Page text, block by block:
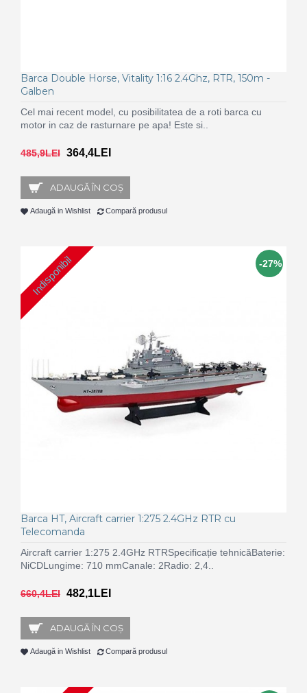
Barca Double Horse, Vitality 1:16 2.4Ghz, RTR, 150m -
Galben
Cel mai recent model, cu posibilitatea de a roti barca cu
motor in caz de rasturnare pe apa! Este si..
485,9LEI 364,4LEI
ADAUGĂ ÎN COŞ
Adaugă in Wishlist Compară produsul
-27%
Indisponibil
Barca HT, Aircraft carrier 1:275 2.4GHz RTR cu
Telecomanda
Aircraft carrier 1:275 2.4GHz RTRSpecificație tehnicăBaterie:
NiCDLungime: 710 mmCanale: 2Radio: 2,4..
660,4LEI 482,1LEI
ADAUGĂ ÎN COŞ
Adaugă in Wishlist Compară produsul